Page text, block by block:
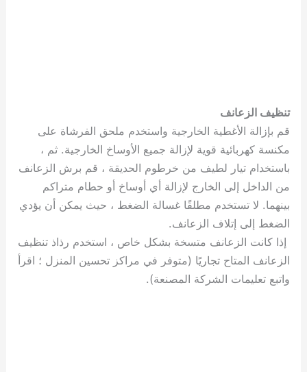
تنظيف الزعانف
قم بإزالة الأغطية الخارجية واستخدم ملحق الفرشاة على
مكنسة كهربائية قوية لإزالة جميع الأوساخ الخارجية. ثم ،
باستخدام تيار لطيف من خرطوم الحديقة ، قم برش الزعانف
من الداخل إلى الخارج لإزالة أي أوساخ أو حطام متراكم
بينهما. لا تستخدم مطلقًا غسالة الضغط ، حيث يمكن أن يؤدي
الضغط إلى إتلاف الزعانف.
إذا كانت الزعانف متسخة بشكل خاص ، استخدم رذاذ تنظيف
الزعانف المتاح تجاريًا (متوفر في مراكز تحسين المنزل ؛ اقرأ
واتبع تعليمات الشركة المصنعة).